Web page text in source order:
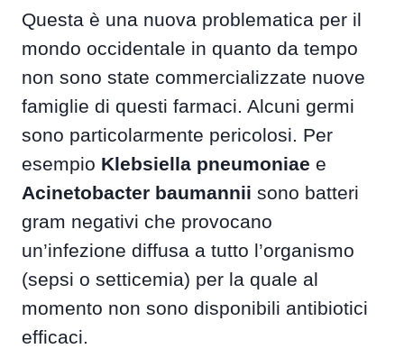
Questa è una nuova problematica per il
mondo occidentale in quanto da tempo
non sono state commercializzate nuove
famiglie di questi farmaci. Alcuni germi
sono particolarmente pericolosi. Per
esempio Klebsiella pneumoniae e
Acinetobacter baumannii sono batteri
gram negativi che provocano
un’infezione diffusa a tutto l’organismo
(sepsi o setticemia) per la quale al
momento non sono disponibili antibiotici
efficaci.